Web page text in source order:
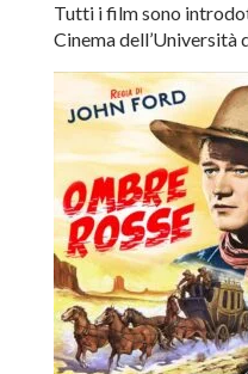
Tutti i film sono
Cinema dell’Università